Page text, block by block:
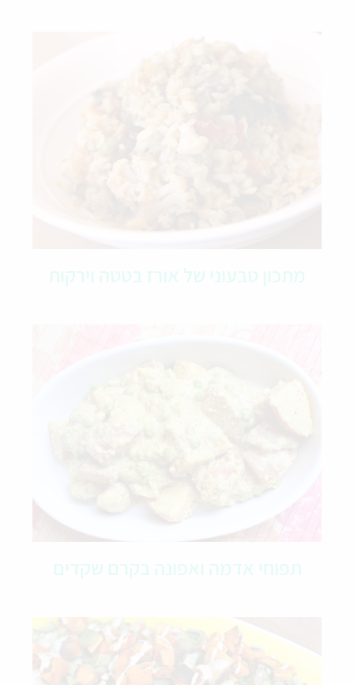
מתכון טבעוני של אורז בטטה וירקות
תפוחי אדמה ואפונה בקרם שקדים